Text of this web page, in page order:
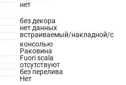
нет
без декора
нет данных
встраиваемый/накладной/с
консолью
Раковина
Fuori scala
отсутствуют
без перелива
Нет